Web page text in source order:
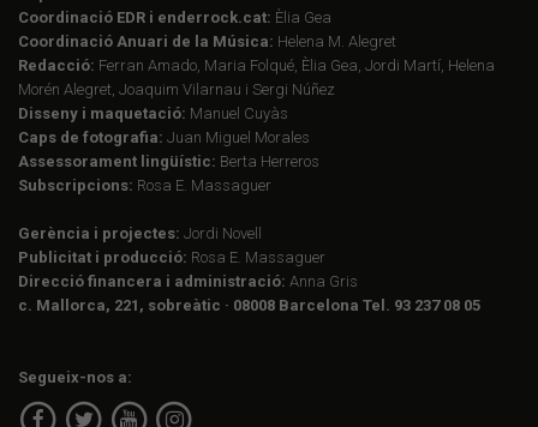
Coordinació EDR i enderrock.cat: Èlia Gea
Coordinació Anuari de la Música: Helena M. Alegret
Redacció: Ferran Amado, Maria Folqué, Èlia Gea, Jordi Martí, Helena
Morén Alegret, Joaquim Vilarnau i Sergi Núñez
Disseny i maquetació: Manuel Cuyàs
Caps de fotografia: Juan Miguel Morales
Assessorament lingüístic: Berta Herreros
Subscripcions: Rosa E. Massaguer
Gerència i projectes: Jordi Novell
Publicitat i producció: Rosa E. Massaguer
Direcció financera i administració: Anna Gris
c. Mallorca, 221, sobreàtic · 08008 Barcelona Tel. 93 237 08 05
Segueix-nos a: